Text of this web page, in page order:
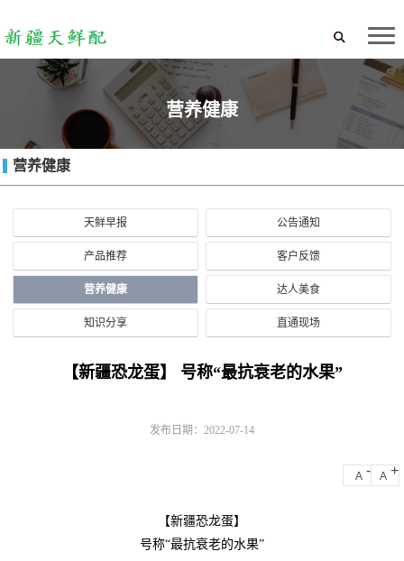
营养健康
营养健康
天鲜早报 公告通知
产品推荐 客户反馈
营养健康 达人美食
知识分享 直通现场
【新疆恐龙蛋】 号称“最抗衰老的水果”
发布日期：2022-07-14
A - A +
【新疆恐龙蛋】
号称“最抗衰老的水果”